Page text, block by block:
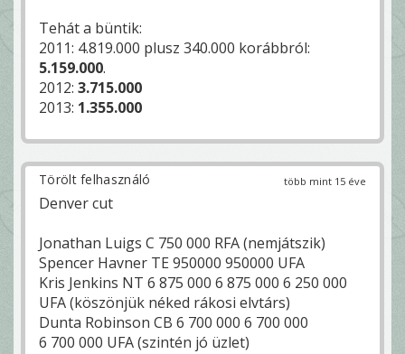
Tehát a büntik:
2011: 4.819.000 plusz 340.000 korábbról:
5.159.000.
2012: 3.715.000
2013: 1.355.000
több mint 15 éve
Törölt felhasználó
Denver cut
Jonathan Luigs C 750 000 RFA (nemjátszik)
Spencer Havner TE 950000 950000 UFA
Kris Jenkins NT 6 875 000 6 875 000 6 250 000
UFA (köszönjük néked rákosi elvtárs)
Dunta Robinson CB 6 700 000 6 700 000
6 700 000 UFA (szintén jó üzlet)